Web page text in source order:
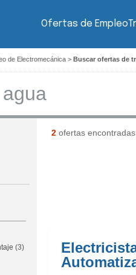
Ofertas de Empleo
de Electromecánica > Buscar ofertas de
(3)
2ofertas